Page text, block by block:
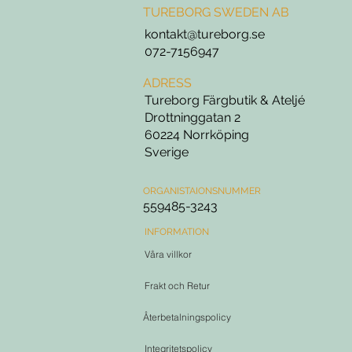
TUREBORG SWEDEN AB
kontakt@tureborg.se
072-7156947
ADRESS
Tureborg Färgbutik & Ateljé
Drottninggatan 2
60224 Norrköping
Sverige
ORGANISTAIONSNUMMER
559485-3243
INFORMATION
Våra villkor
Frakt och Retur
Återbetalningspolicy
Integritetspolicy